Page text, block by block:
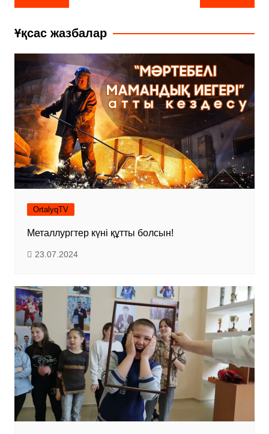
по
записям
Ұқсас жазбалар
OrtalyqTV
Металлургтер күні құтты болсын!
23.07.2024